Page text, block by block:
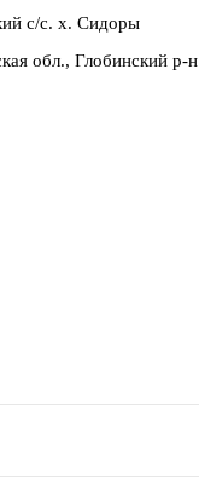
с/с. х. Сидоры
обл., Глобинский р-н